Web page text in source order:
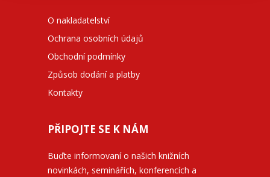
O nakladatelství
Ochrana osobních údajů
Obchodní podmínky
Způsob dodání a platby
Kontakty
PŘIPOJTE SE K NÁM
Buďte informovaní o našich knižních
novinkách, seminářích, konferencích a